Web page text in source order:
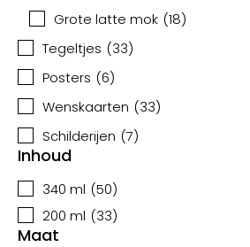
Grote latte mok (18)
Tegeltjes (33)
Posters (6)
Wenskaarten (33)
Schilderijen (7)
Inhoud
340 ml (50)
200 ml (33)
Maat